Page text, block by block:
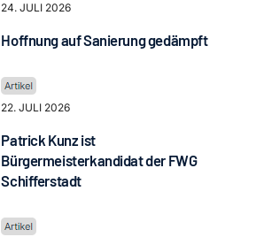
24. JULI 2026
Hoffnung auf Sanierung gedämpft
22. JULI 2026
Patrick Kunz ist
Bürgermeisterkandidat der FWG
Schifferstadt